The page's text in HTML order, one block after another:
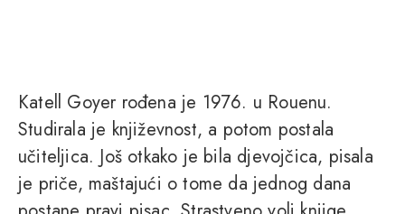
Katell Goyer rođena je 1976. u Rouenu.
Studirala je književnost, a potom postala
učiteljica. Još otkako je bila djevojčica, pisala
je priče, maštajući o tome da jednog dana